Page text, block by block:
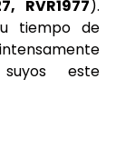
RVR1977).
tiempo de
este